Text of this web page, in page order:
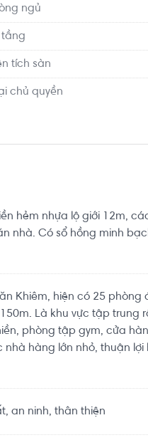
nhỏ, thuận lợi buôn bán
ngủ
tầng
tích sàn
chủ quyền
hẻm nhựa lộ giới 12m,
nhà. Có sổ hồng minh
Khiêm, hiện có 25 phòng
Là khu vực tập trung
phòng tập gym, cửa
hàng lớn nhỏ, thuận lợi
an ninh, thân thiện